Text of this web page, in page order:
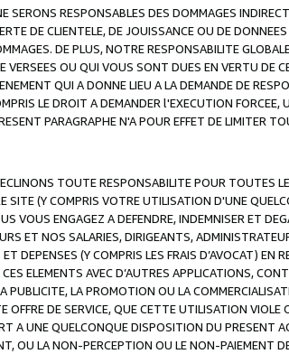
RESPONSABLES DES DOMMAGES
DE CLIENTELE, DE JOUISSANCE OU DE
DE PLUS, NOTRE RESPONSABILITE
OU QUI VOUS SONT DUES EN VERTU DE
QUI A DONNE LIEU A LA DEMANDE DE
LE DROIT A DEMANDER l'EXECUTION
PARAGRAPHE N'A POUR EFFET DE LIMITER
TOUTE RESPONSABILITE POUR TOUTES
(Y COMPRIS VOTRE UTILISATION D'UNE
VOUS ENGAGEZ A DEFENDRE, INDEMNISER ET
ET NOS SALARIES, DIRIGEANTS,
DEPENSES (Y COMPRIS LES FRAIS D’AVOCAT) EN
ELEMENTS AVEC D’AUTRES APPLICATIONS,
PUBLICITE, LA PROMOTION OU LA
DE SERVICE, QUE CETTE UTILISATION VIOLE
A UNE QUELCONQUE DISPOSITION DU PRESENT
OU LA NON-PERCEPTION OU LE NON-PAIEMENT